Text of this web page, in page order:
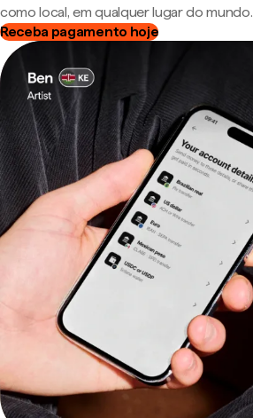
como local, em qualquer lugar do mundo.
Receba pagamento hoje